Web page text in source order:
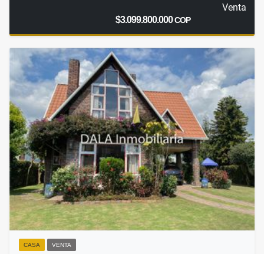
Venta
$3.099.800.000COP
CASA VENTA